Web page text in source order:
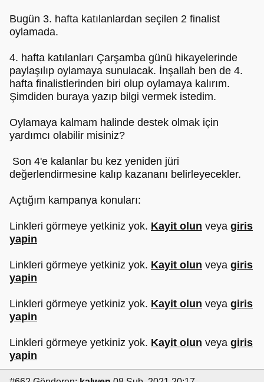
Bugün 3. hafta katılanlardan seçilen 2 finalist
oylamada.
4. hafta katılanları Çarşamba günü hikayelerinde
paylaşılıp oylamaya sunulacak. İnşallah ben de 4.
hafta finalistlerinden biri olup oylamaya kalırım.
Şimdiden buraya yazıp bilgi vermek istedim.
Oylamaya kalmam halinde destek olmak için
yardımcı olabilir misiniz?
Son 4'e kalanlar bu kez yeniden jüri
değerlendirmesine kalıp kazananı belirleyecekler.
Açtığım kampanya konuları:
Linkleri görmeye yetkiniz yok. Kayit olun veya giris
yapin
Linkleri görmeye yetkiniz yok. Kayit olun veya giris
yapin
Linkleri görmeye yetkiniz yok. Kayit olun veya giris
yapin
Linkleri görmeye yetkiniz yok. Kayit olun veya giris
yapin